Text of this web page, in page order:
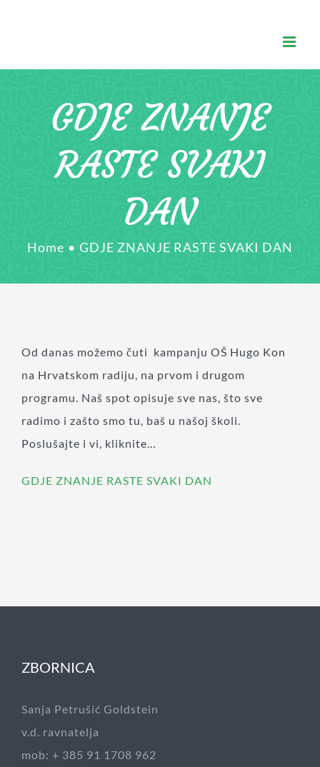
GDJE ZNANJE
RASTE SVAKI
DAN
Home • GDJE ZNANJE RASTE SVAKI DAN
Od danas možemo čuti kampanju OŠ Hugo Kon
na Hrvatskom radiju, na prvom i drugom
programu. Naš spot opisuje sve nas, što sve
radimo i zašto smo tu, baš u našoj školi.
Poslušajte i vi, kliknite…
GDJE ZNANJE RASTE SVAKI DAN
ZBORNICA
Sanja Petrušić Goldstein
v.d. ravnatelja
mob: + 385 91 1708 962